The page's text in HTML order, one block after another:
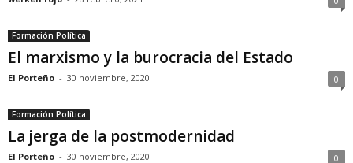
Formación Política
El marxismo y la burocracia del Estado
El Porteño - 30 noviembre, 2020 0
Formación Política
La jerga de la postmodernidad
El Porteño - 30 noviembre, 2020 0